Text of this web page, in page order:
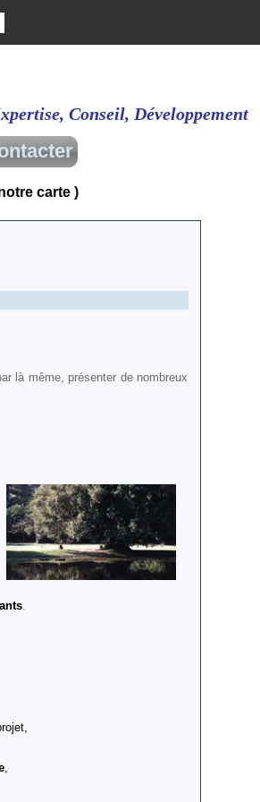
Conseil, Développement
carte )
là même, présenter de nombreux
.
,